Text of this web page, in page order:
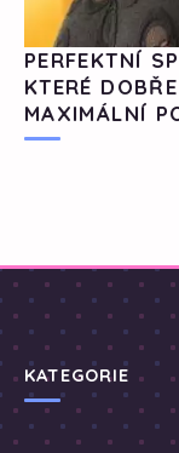
PERFEKTNÍ
KTERÉ
MAXIMÁLNÍ
KATEGORIE